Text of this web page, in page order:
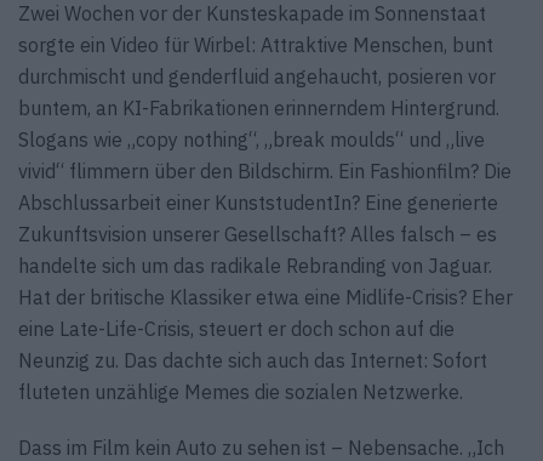
Zwei Wochen vor der Kunsteskapade im Sonnenstaat
sorgte ein Video für Wirbel: Attraktive Menschen, bunt
durchmischt und genderfluid angehaucht, posieren vor
buntem, an KI-Fabrikationen erinnerndem Hintergrund.
Slogans wie „copy nothing“, „break moulds“ und „live
vivid“ flimmern über den Bildschirm. Ein Fashionfilm? Die
Abschlussarbeit einer KunststudentIn? Eine generierte
Zukunftsvision unserer Gesellschaft? Alles falsch – es
handelte sich um das radikale Rebranding von Jaguar.
Hat der britische Klassiker etwa eine Midlife-Crisis? Eher
eine Late-Life-Crisis, steuert er doch schon auf die
Neunzig zu. Das dachte sich auch das Internet: Sofort
fluteten unzählige Memes die sozialen Netzwerke.
Dass im Film kein Auto zu sehen ist – Nebensache. „Ich